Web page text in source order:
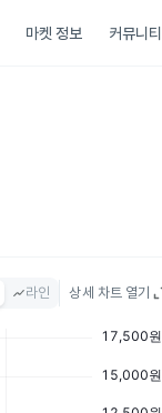
마켓 정보 커뮤니티
라인 상세 차트 열기